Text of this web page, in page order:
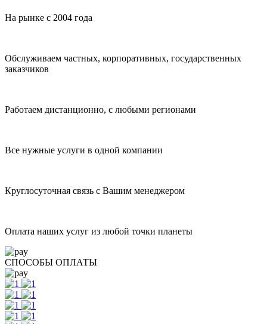
На рынке с 2004 года
Обслуживаем частных, корпоративных, государственных
заказчиков
Работаем дистанционно, с любыми регионами
Все нужные услуги в одной компании
Круглосуточная связь с Вашим менеджером
Оплата наших услуг из любой точки планеты
СПОСОБЫ ОПЛАТЫ